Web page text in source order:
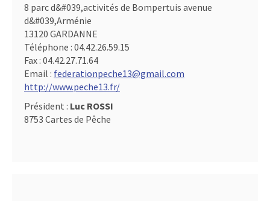
8 parc d&#039,activités de Bompertuis avenue
d&#039,Arménie
13120 GARDANNE
Téléphone : 04.42.26.59.15
Fax : 04.42.27.71.64
Email : federationpeche13@gmail.com
http://www.peche13.fr/
Président : Luc ROSSI
8753 Cartes de Pêche